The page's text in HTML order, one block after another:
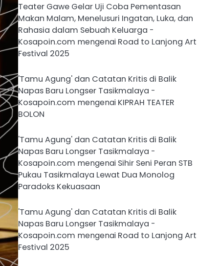
Teater Gawe Gelar Uji Coba Pementasan
Makan Malam, Menelusuri Ingatan, Luka, dan
Rahasia dalam Sebuah Keluarga -
Kosapoin.com mengenai Road to Lanjong Art
Festival 2025
'Tamu Agung' dan Catatan Kritis di Balik
Napas Baru Longser Tasikmalaya -
Kosapoin.com mengenai KIPRAH TEATER
BOLON
'Tamu Agung' dan Catatan Kritis di Balik
Napas Baru Longser Tasikmalaya -
Kosapoin.com mengenai Sihir Seni Peran STB
Pukau Tasikmalaya Lewat Dua Monolog
Paradoks Kekuasaan
'Tamu Agung' dan Catatan Kritis di Balik
Napas Baru Longser Tasikmalaya -
Kosapoin.com mengenai Road to Lanjong Art
Festival 2025